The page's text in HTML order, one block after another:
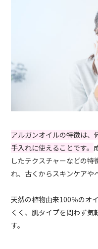
アルガンオイルの特徴は、
手入れに使えることです。
したテクスチャーなどの
れ、古くからスキンケアや
天然の植物由来100％のオ
くく、肌タイプを問わず
す。